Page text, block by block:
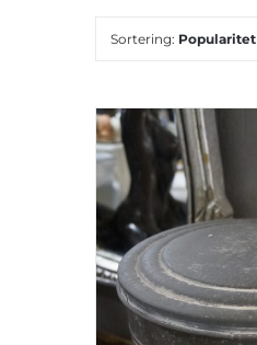
Sortering: Popularitet